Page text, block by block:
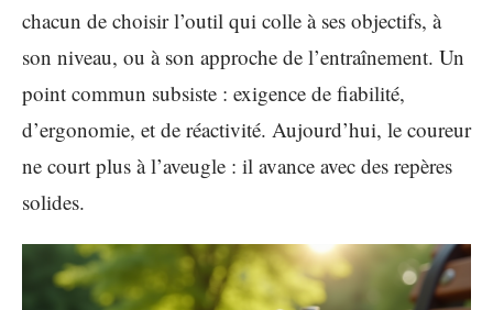
chacun de choisir l’outil qui colle à ses objectifs, à
son niveau, ou à son approche de l’entraînement. Un
point commun subsiste : exigence de fiabilité,
d’ergonomie, et de réactivité. Aujourd’hui, le coureur
ne court plus à l’aveugle : il avance avec des repères
solides.